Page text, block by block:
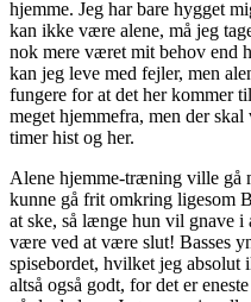
hjemme. Jeg har bare hygget
kan ikke være alene, må jeg
nok mere været mit behov end
kan jeg leve med fejler, men
fungere for at det her kommer
meget hjemmefra, men der
timer hist og her.
Alene hjemme-træning ville gå
kunne gå frit omkring ligesom
at ske, så længe hun vil gnave
være ved at være slut! Basses
spisebordet, hvilket jeg absolut
altså også godt, for det er